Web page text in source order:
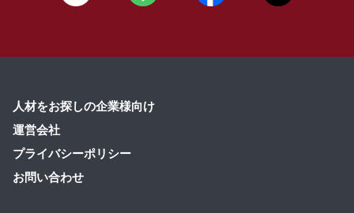
人材をお探しの企業様向け
運営会社
プライバシーポリシー
お問い合わせ